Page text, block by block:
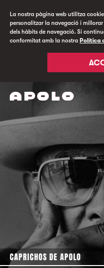
La nostra pàgina web utilitza
personalitzar la navegació i millorar
dels hàbits de navegació. Si
conformitat amb la nostra Política
CAPRICHOS DE APOLO